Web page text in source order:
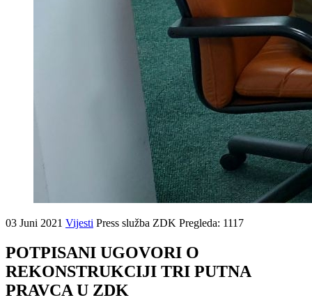
03 Juni 2021 Vijesti Press služba ZDK Pregleda: 1117
POTPISANI UGOVORI O
REKONSTRUKCIJI TRI PUTNA
PRAVCA U ZDK